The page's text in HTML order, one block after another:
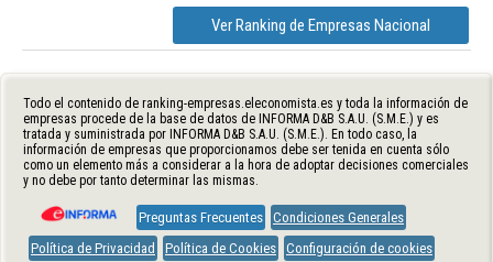
Ver Ranking de Empresas Nacional
Todo el contenido de ranking-empresas.eleconomista.es y toda la información de
empresas procede de la base de datos de INFORMA D&B S.A.U. (S.M.E.) y es
tratada y suministrada por INFORMA D&B S.A.U. (S.M.E.). En todo caso, la
información de empresas que proporcionamos debe ser tenida en cuenta sólo
como un elemento más a considerar a la hora de adoptar decisiones comerciales
y no debe por tanto determinar las mismas.
Preguntas Frecuentes Condiciones Generales
Política de Privacidad
Política de Cookies Configuración de cookies